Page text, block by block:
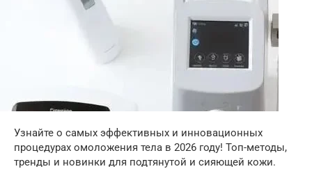
Узнайте о самых эффективных и инновационных
процедурах омоложения тела в 2026 году! Топ-методы,
тренды и новинки для подтянутой и сияющей кожи.